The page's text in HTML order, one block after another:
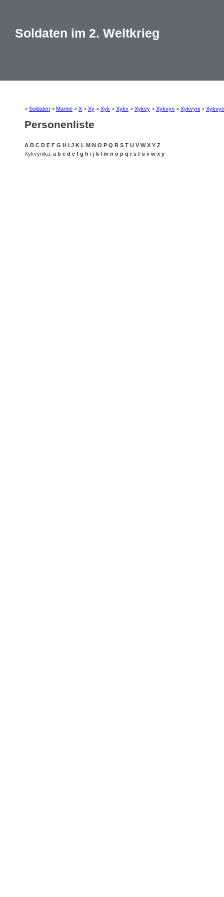
Soldaten im 2. Weltkrieg
> Soldaten > Marine > X > Xy > Xyk > Xykv > Xykvy > Xykvyn > Xykvyni >
Personenliste
A B C D E F G H I J K L M N O P Q R S T U V W X Y Z
Xykvynika: a b c d e f g h i j k l m n o p q r s t u v w x y